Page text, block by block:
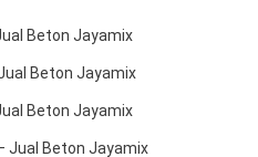
Beton Jayamix
Beton Jayamix
Beton Jayamix
Jual Beton Jayamix